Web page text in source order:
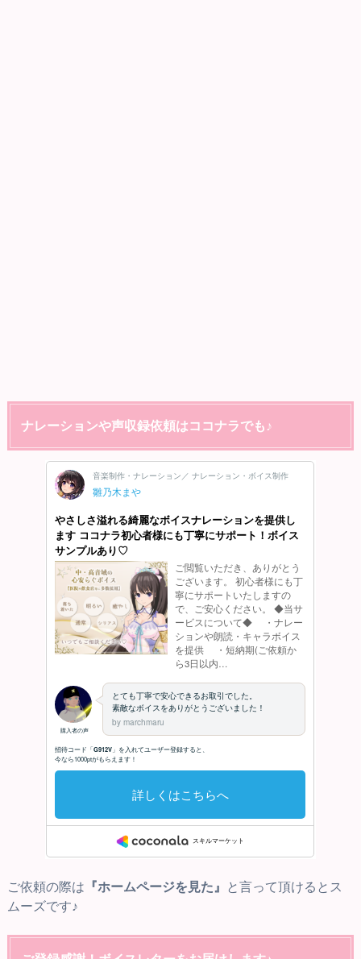
ナレーションや声収録依頼はココナラでも♪
ご依頼の際は 『ホームページを見た』
と言って頂けるとス
ムーズです♪